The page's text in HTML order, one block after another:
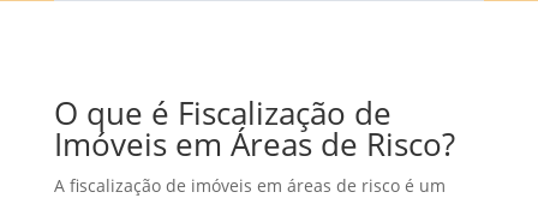
O que é Fiscalização de
Imóveis em Áreas de Risco?
A fiscalização de imóveis em áreas de risco é um